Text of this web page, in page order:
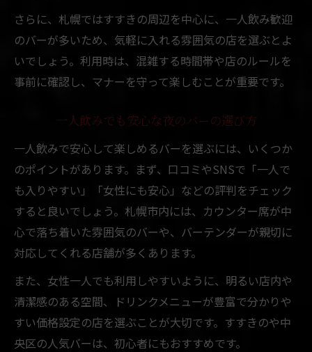
さらに、札幌ではすすきの周辺を中心に、一人飲み歓迎
のバーが多いため、気軽に入れる雰囲気の店を選ぶとよ
いでしょう。利用時は、混雑する時間帯や店のルールを
事前に確認し、マナーを守って楽しむことが重要です。
一人飲みでも安心な夜のバーの選び方
一人飲みで安心して楽しめるバーを選ぶには、いくつか
のポイントがあります。まず、口コミやSNSで「一人で
も入りやすい」「女性にも安心」などの評判をチェック
すると良いでしょう。札幌市内には、カウンター席が中
心で落ち着いた雰囲気のバーや、バーテンダーが親切に
対応してくれる店舗が多くあります。
また、女性一人でも利用しやすいように、明るい店内や
清潔感のある空間、ドリンクメニューが豊富で分かりや
すい価格設定の店を選ぶことが大切です。すすきのや中
央区の人気バーは、初心者にもおすすめです。